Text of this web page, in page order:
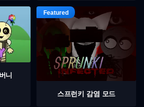
니
스프런키 감염 모드